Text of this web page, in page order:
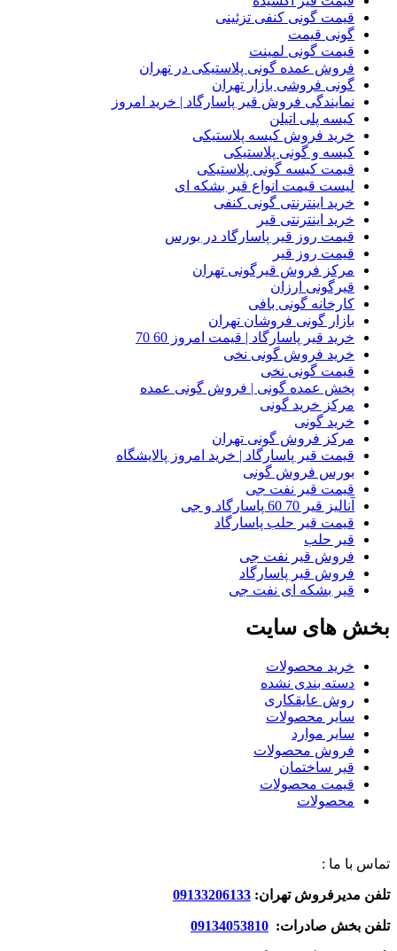
قیمت گونی کنفی تزئینی
گونی قیمت
قیمت گونی لمینت
فروش عمده گونی پلاستیکی در تهران
گونی فروشی بازار تهران
نمایندگی فروش قیر پاسارگاد | خرید امروز
کیسه پلی اتیلن
خرید فروش کیسه پلاستیکی
کیسه و گونی پلاستیکی
قیمت کیسه گونی پلاستیکی
لیست قیمت انواع قیر بشکه ای
خرید اینترنتی گونی کنفی
خرید اینترنتی قیر
قیمت روز قیر پاسارگاد در بورس
قیمت روز قیر
مرکز فروش قیرگونی تهران
قیرگونی ارزان
کارخانه گونی بافی
بازار گونی فروشان تهران
خرید قیر پاسارگاد | قیمت امروز 60 70
خرید فروش گونی نخی
قیمت گونی نخی
پخش عمده گونی | فروش گونی عمده
مرکز خرید گونی
خرید گونی
مرکز فروش گونی تهران
قیمت قیر پاسارگاد | خرید امروز پالایشگاه
بورس فروش گونی
قیمت قیر نفت جی
آنالیز قیر 70 60 پاسارگاد و جی
قیمت قیر حلب پاسارگاد
قیر حلب
فروش قیر نفت جی
فروش قیر پاسارگاد
قیر بشکه ای نفت جی
بخش های سایت
خرید محصولات
دسته بندی نشده
روش عایقکاری
سایر محصولات
سایر موارد
فروش محصولات
قیر ساختمان
قیمت محصولات
محصولات
تماس با ما :
تلفن مدیرفروش تهران: 09133206133
تلفن بخش صادرات: 09134053810